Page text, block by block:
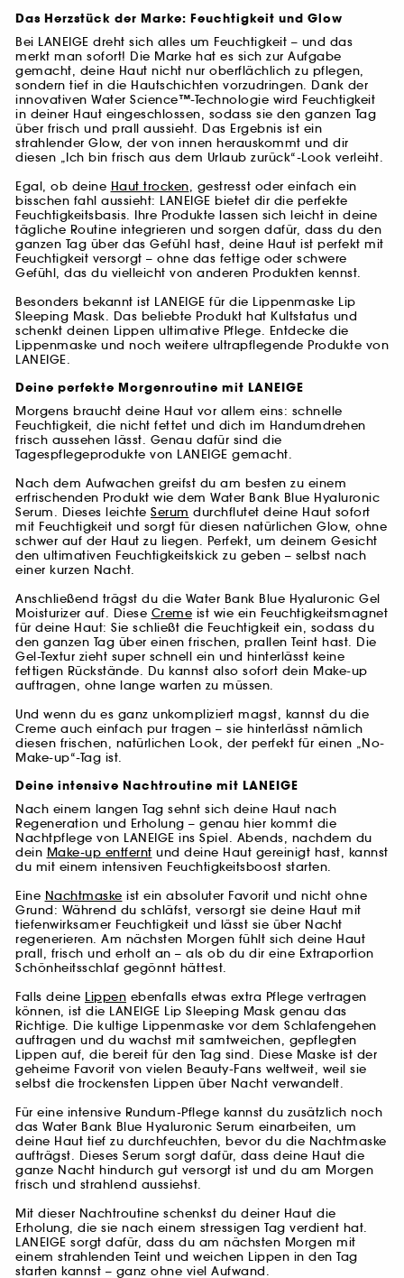
Das Herzstück der Marke: Feuchtigkeit und Glow
Bei LANEIGE dreht sich alles um Feuchtigkeit – und das
merkt man sofort! Die Marke hat es sich zur Aufgabe
gemacht, deine Haut nicht nur oberflächlich zu pflegen,
sondern tief in die Hautschichten vorzudringen. Dank der
innovativen Water Science™-Technologie wird Feuchtigkeit
in deiner Haut eingeschlossen, sodass sie den ganzen Tag
über frisch und prall aussieht. Das Ergebnis ist ein
strahlender Glow, der von innen herauskommt und dir
diesen „Ich bin frisch aus dem Urlaub zurück“-Look verleiht.
Egal, ob deine Haut trocken, gestresst oder einfach ein
bisschen fahl aussieht: LANEIGE bietet dir die perfekte
Feuchtigkeitsbasis. Ihre Produkte lassen sich leicht in deine
tägliche Routine integrieren und sorgen dafür, dass du den
ganzen Tag über das Gefühl hast, deine Haut ist perfekt mit
Feuchtigkeit versorgt – ohne das fettige oder schwere
Gefühl, das du vielleicht von anderen Produkten kennst.
Besonders bekannt ist LANEIGE für die Lippenmaske Lip
Sleeping Mask. Das beliebte Produkt hat Kultstatus und
schenkt deinen Lippen ultimative Pflege. Entdecke die
Lippenmaske und noch weitere ultrapflegende Produkte von
LANEIGE.
Deine perfekte Morgenroutine mit LANEIGE
Morgens braucht deine Haut vor allem eins: schnelle
Feuchtigkeit, die nicht fettet und dich im Handumdrehen
frisch aussehen lässt. Genau dafür sind die
Tagespflegeprodukte von LANEIGE gemacht.
Nach dem Aufwachen greifst du am besten zu einem
erfrischenden Produkt wie dem Water Bank Blue Hyaluronic
Serum. Dieses leichte Serum durchflutet deine Haut sofort
mit Feuchtigkeit und sorgt für diesen natürlichen Glow, ohne
schwer auf der Haut zu liegen. Perfekt, um deinem Gesicht
den ultimativen Feuchtigkeitskick zu geben – selbst nach
einer kurzen Nacht.
Anschließend trägst du die Water Bank Blue Hyaluronic Gel
Moisturizer auf. Diese Creme ist wie ein Feuchtigkeitsmagnet
für deine Haut: Sie schließt die Feuchtigkeit ein, sodass du
den ganzen Tag über einen frischen, prallen Teint hast. Die
Gel-Textur zieht super schnell ein und hinterlässt keine
fettigen Rückstände. Du kannst also sofort dein Make-up
auftragen, ohne lange warten zu müssen.
Und wenn du es ganz unkompliziert magst, kannst du die
Creme auch einfach pur tragen – sie hinterlässt nämlich
diesen frischen, natürlichen Look, der perfekt für einen „No-
Make-up“-Tag ist.
Deine intensive Nachtroutine mit LANEIGE
Nach einem langen Tag sehnt sich deine Haut nach
Regeneration und Erholung – genau hier kommt die
Nachtpflege von LANEIGE ins Spiel. Abends, nachdem du
dein Make-up entfernt und deine Haut gereinigt hast, kannst
du mit einem intensiven Feuchtigkeitsboost starten.
Eine Nachtmaske ist ein absoluter Favorit und nicht ohne
Grund: Während du schläfst, versorgt sie deine Haut mit
tiefenwirksamer Feuchtigkeit und lässt sie über Nacht
regenerieren. Am nächsten Morgen fühlt sich deine Haut
prall, frisch und erholt an – als ob du dir eine Extraportion
Schönheitsschlaf gegönnt hättest.
Falls deine Lippen ebenfalls etwas extra Pflege vertragen
können, ist die LANEIGE Lip Sleeping Mask genau das
Richtige. Die kultige Lippenmaske vor dem Schlafengehen
auftragen und du wachst mit samtweichen, gepflegten
Lippen auf, die bereit für den Tag sind. Diese Maske ist der
geheime Favorit von vielen Beauty-Fans weltweit, weil sie
selbst die trockensten Lippen über Nacht verwandelt.
Für eine intensive Rundum-Pflege kannst du zusätzlich noch
das Water Bank Blue Hyaluronic Serum einarbeiten, um
deine Haut tief zu durchfeuchten, bevor du die Nachtmaske
aufträgst. Dieses Serum sorgt dafür, dass deine Haut die
ganze Nacht hindurch gut versorgt ist und du am Morgen
frisch und strahlend aussiehst.
Mit dieser Nachtroutine schenkst du deiner Haut die
Erholung, die sie nach einem stressigen Tag verdient hat.
LANEIGE sorgt dafür, dass du am nächsten Morgen mit
einem strahlenden Teint und weichen Lippen in den Tag
starten kannst – ganz ohne viel Aufwand.